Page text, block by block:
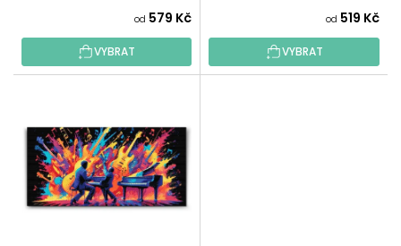
od 579 Kč
VYBRAT
od 519 Kč
VYBRAT